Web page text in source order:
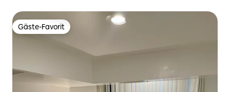
Gäste-Favorit
Gäste-Favorit